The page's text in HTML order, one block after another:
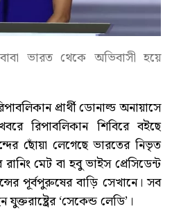
ভারত থেকে অভিবাসী হয়ে
প্রার্থী ডোনাল্ড অনায়াসে
রিপাবলিকান শিবিরে বইছে
ছোঁয়া লেগেছে ভারতের নিভৃত
মেট বা হবু ভাইস প্রেসিডেন্ট
পূর্বপুরুষের বাড়ি সেখানে। সব
‘সেকেন্ড লেডি’।